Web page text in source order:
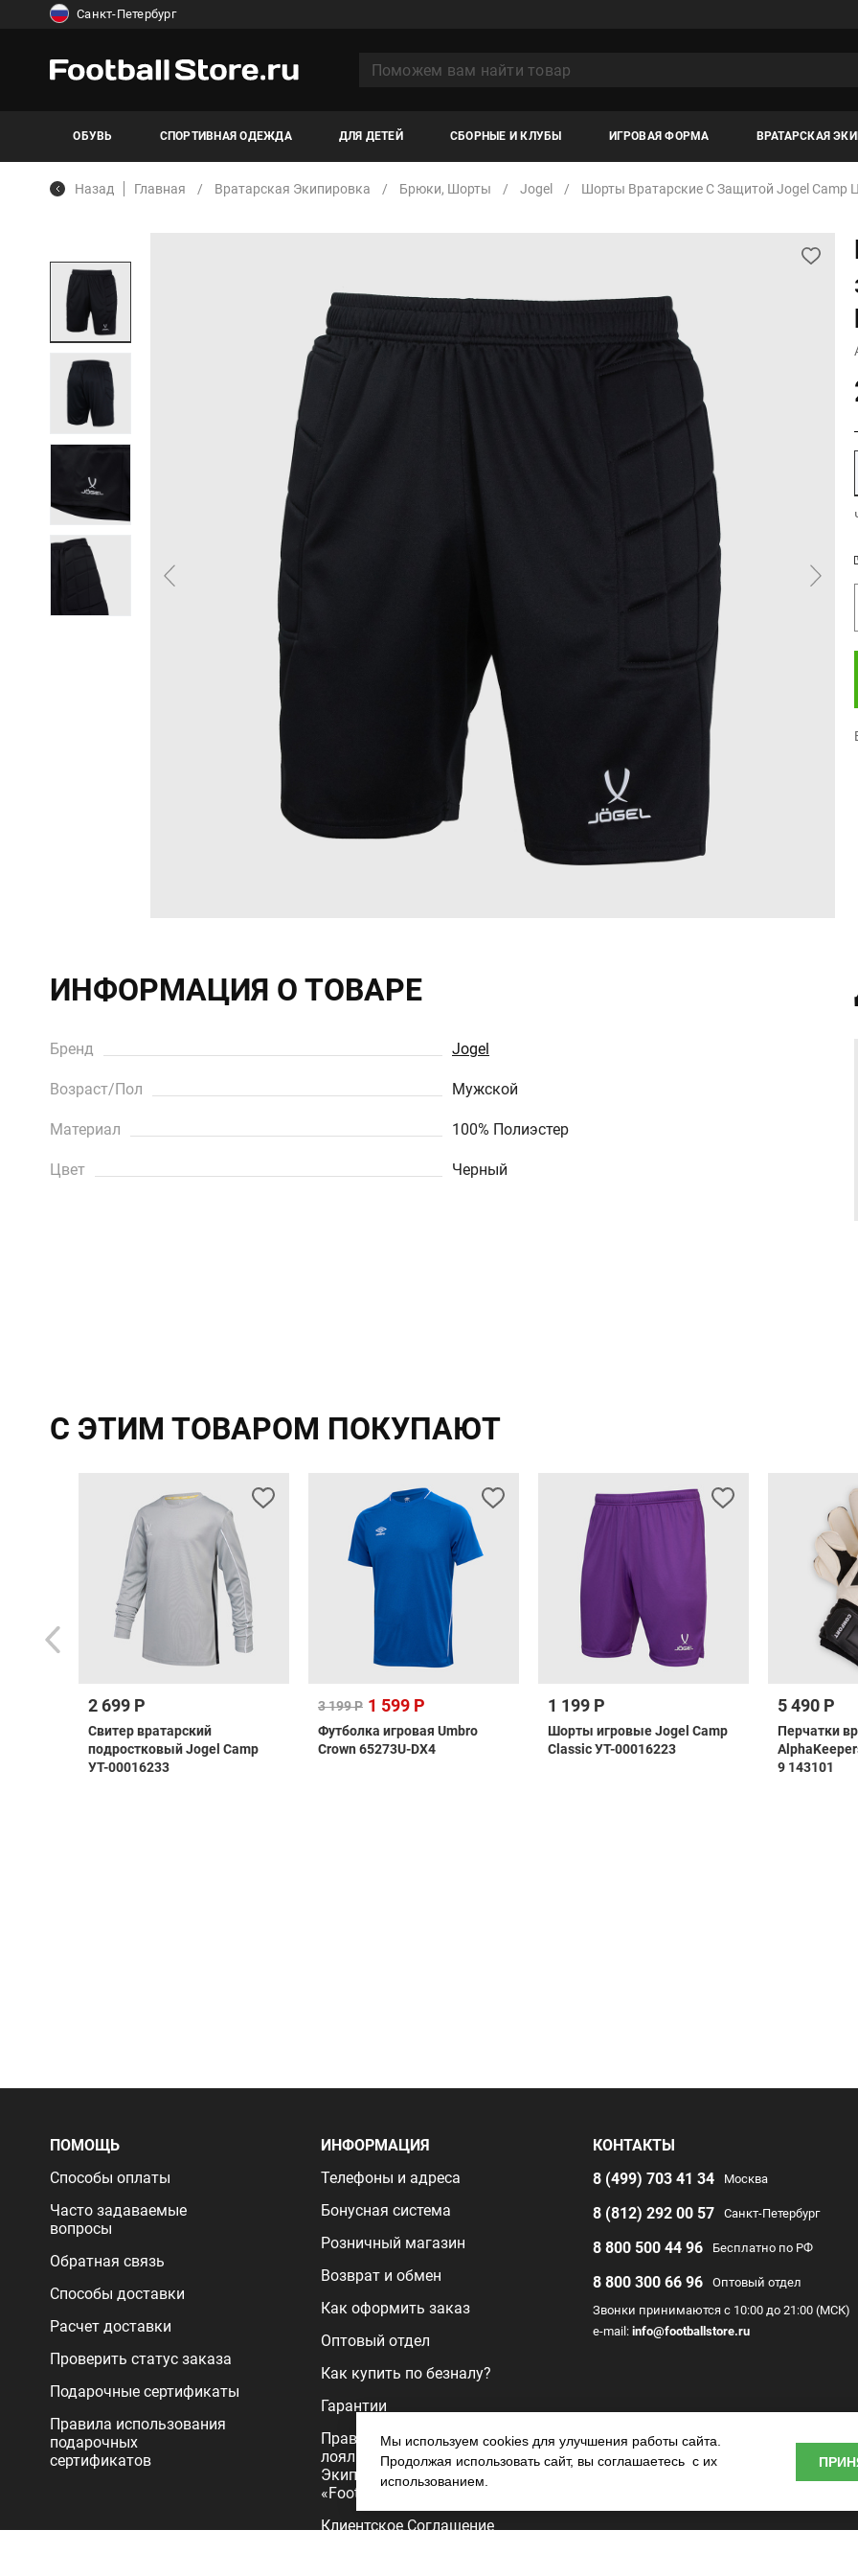
Санкт-Петербург
ОБУВЬ СПОРТИВНАЯ ОДЕЖДА ДЛЯ ДЕТЕЙ СБОРНЫЕ И КЛУБЫ ИГРОВАЯ ФОРМА ВРАТАРСКАЯ
Назад Главная Вратарская Экипировка Брюки, Шорты Jogel Шорты Вратарские С Защитой Jogel Camp
ИНФОРМАЦИЯ О ТОВАРЕ
Бренд Jogel
Возраст/Пол Мужской
Материал 100% Полиэстер
Цвет Черный
С ЭТИМ ТОВАРОМ ПОКУПАЮТ
2 699 Р
Свитер вратарский
подростковый Jogel Camp
УТ-00016233
3 199 Р 1 599 Р
Футболка игровая Umbro
Crown 65273U-DX4
1 199 Р
Шорты игровые Jogel Camp
Classic УТ-00016223
5 490 Р
Перчатки
9 143101
ПОМОЩЬ
Способы оплаты
Часто задаваемые
вопросы
Обратная связь
Способы доставки
Расчет доставки
Проверить статус заказа
Подарочные сертификаты
Правила использования
подарочных
сертификатов
ИНФОРМАЦИЯ
Телефоны и адреса
Бонусная система
Розничный магазин
Возврат и обмен
Как оформить заказ
Оптовый отдел
Как купить по безналу?
Гарантии
Правила программы
лояльности
Экипировочного центра
«FootballStore»
Клиентское Соглашение
КОНТАКТЫ
8 (499) 703 41 34
Москва
8 (812) 292 00 57 Санкт-Петербург
8 800 500 44 96 Бесплатно по РФ
8 800 300 66 96
Оптовый отдел
Звонки принимаются с 10:00 до 21:00 (МСК)
e-mail: info@footballstore.ru
Мы используем cookies для улучшения работы сайта.
Продолжая использовать сайт, вы соглашаетесь с их
использованием.